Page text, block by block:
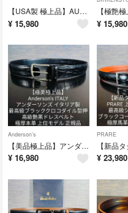
【USA製 極上品】AURORA SHOE 高級艶黒本革コンフォートシューズ
¥ 15,980 ¥ 15,980
Anderson's
【美品極上品】アンダーソンズ ブラッククロコダイル型押し 最高級本革ドレスベルト
¥ 16,980
PRARE
¥ 23,980